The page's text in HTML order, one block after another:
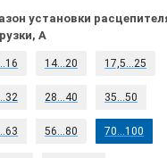
установки
А
14…20 17,5…25
28…40 35…50
56…80 70…100